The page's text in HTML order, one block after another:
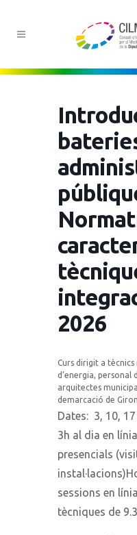
2026
Curs dirigit a tècnics
d’energia, personal
arquitectes
demarcació de
Dates: 3, 10,
3h al dia en
presencials
sessions en
tècniques de